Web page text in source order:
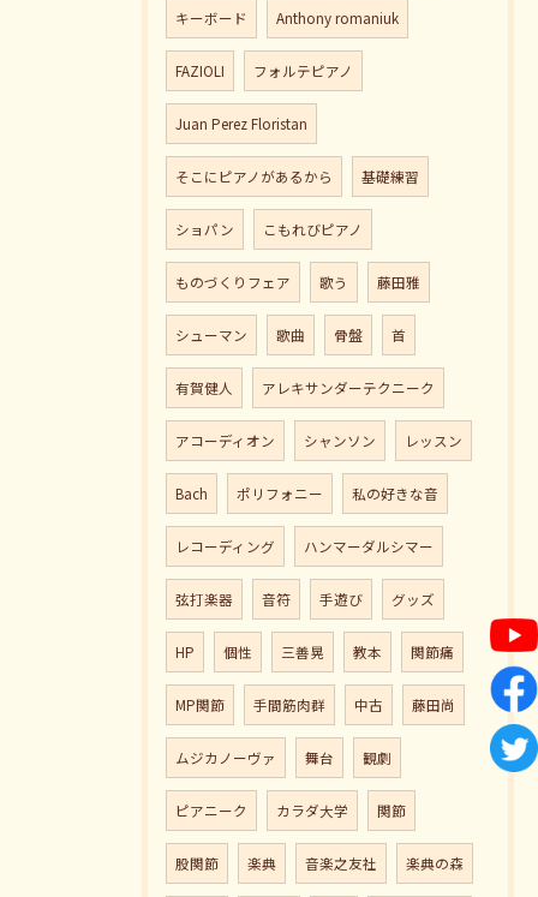
キーボード Anthony romaniuk
FAZIOLI フォルテピアノ
Juan Perez Floristan
そこにピアノがあるから 基礎練習
ショパン こもれびピアノ
ものづくりフェア 歌う 藤田雅
シューマン 歌曲 骨盤 首
有賀健人 アレキサンダーテクニーク
アコーディオン シャンソン レッスン
Bach ポリフォニー 私の好きな音
レコーディング ハンマーダルシマー
弦打楽器 音符 手遊び グッズ
HP 個性 三善晃 教本 関節痛
MP関節 手間筋肉群 中古 藤田尚
ムジカノーヴァ 舞台 観劇
ピアニーク カラダ大学 関節
股関節 楽典 音楽之友社 楽典の森